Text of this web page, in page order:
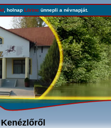
, holnap Lörinc ünnepli a névnapját.
Kenézlőről